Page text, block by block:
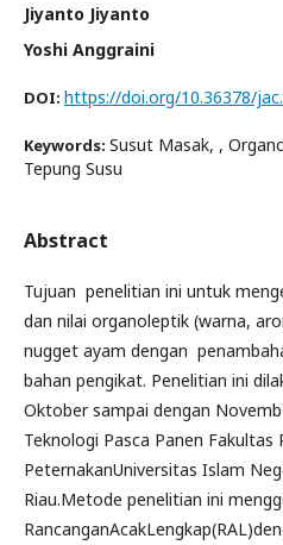
Jiyanto Jiyanto
Yoshi Anggraini
DOI: https://doi.org/10.36378/
Keywords: Susut Masak, ,
Tepung Susu
Abstract
Tujuan penelitian ini untuk
dan nilai organoleptik (warna,
nugget ayam dengan
bahan pengikat. Penelitian ini
Oktober sampai dengan
Teknologi Pasca Panen Fakultas
PeternakanUniversitas Islam
Riau.Metode penelitian ini